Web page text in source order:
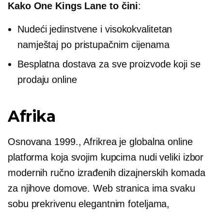
Kako One Kings Lane to čini:
Nudeći jedinstvene i visokokvalitetan
namještaj po pristupačnim cijenama
Besplatna dostava za sve proizvode koji se
prodaju online
Afrika
Osnovana 1999., Afrikrea je globalna online
platforma koja svojim kupcima nudi veliki izbor
modernih ručno izrađenih dizajnerskih komada
za njihove domove. Web stranica ima svaku
sobu prekrivenu elegantnim foteljama,